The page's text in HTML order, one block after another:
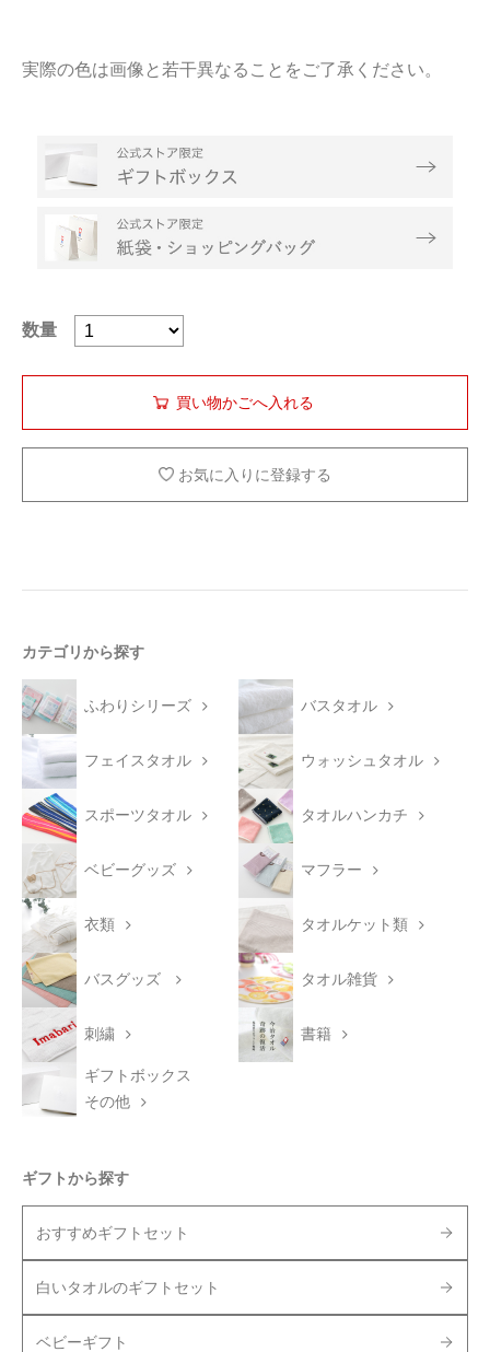
実際の色は画像と若干異なることをご了承ください。
数量
お気に入りに登録する
カテゴリから探す
ふわりシリーズ バスタオル
フェイスタオル ウォッシュタオル
スポーツタオル タオルハンカチ
ベビーグッズ マフラー
衣類 タオルケット類
バスグッズ タオル雑貨
刺繍 書籍
ギフトボックス
その他
ギフトから探す
おすすめギフトセット
白いタオルのギフトセット
ベビーギフト